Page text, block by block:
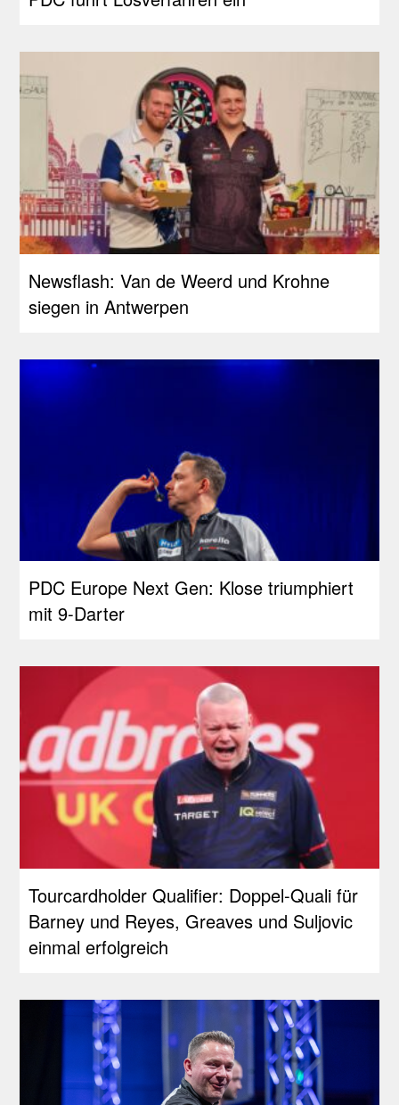
Newsflash: Van de Weerd und Krohne
siegen in Antwerpen
PDC Europe Next Gen: Klose triumphiert
mit 9-Darter
Tourcardholder Qualifier: Doppel-Quali für
Barney und Reyes, Greaves und Suljovic
einmal erfolgreich